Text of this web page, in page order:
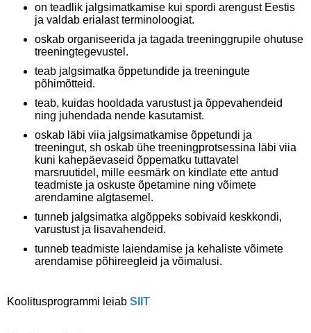
on teadlik jalgsimatkamise kui spordi arengust Eestis
ja valdab erialast terminoloogiat.
oskab organiseerida ja tagada treeninggrupile ohutuse
treeningtegevustel.
teab jalgsimatka õppetundide ja treeningute
põhimõtteid.
teab, kuidas hooldada varustust ja õppevahendeid
ning juhendada nende kasutamist.
oskab läbi viia jalgsimatkamise õppetundi ja
treeningut, sh oskab ühe treeningprotsessina läbi viia
kuni kahepäevaseid õppematku tuttavatel
marsruutidel, mille eesmärk on kindlate ette antud
teadmiste ja oskuste õpetamine ning võimete
arendamine algtasemel.
tunneb jalgsimatka algõppeks sobivaid keskkondi,
varustust ja lisavahendeid.
tunneb teadmiste laiendamise ja kehaliste võimete
arendamise põhireegleid ja võimalusi.
Koolitusprogrammi leiab SIIT